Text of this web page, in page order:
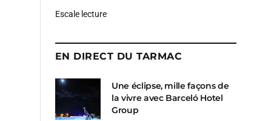
Escale lecture
EN DIRECT DU TARMAC
Une éclipse, mille façons de
la vivre avec Barceló Hotel
Group